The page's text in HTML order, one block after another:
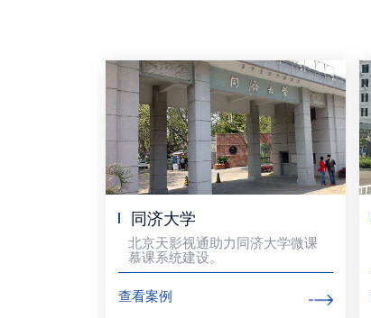
同济大学
北京天影视通助力同济大学微课
慕课系统建设。
查看案例